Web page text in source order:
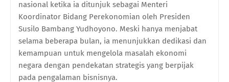
nasional ketika ia ditunjuk sebagai Menteri
Koordinator Bidang Perekonomian oleh Presiden
Susilo Bambang Yudhoyono. Meski hanya menjabat
selama beberapa bulan, ia menunjukkan dedikasi dan
kemampuan untuk mengelola masalah ekonomi
negara dengan pendekatan strategis yang berpijak
pada pengalaman bisnisnya.